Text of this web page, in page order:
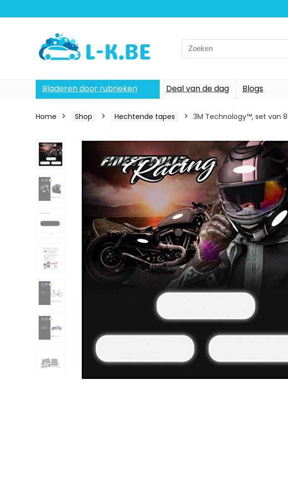
Search
for:
Bladeren door rubrieken Deal van de dag Blogs
Home Shop Hechtende tapes 3M Technology™, set van